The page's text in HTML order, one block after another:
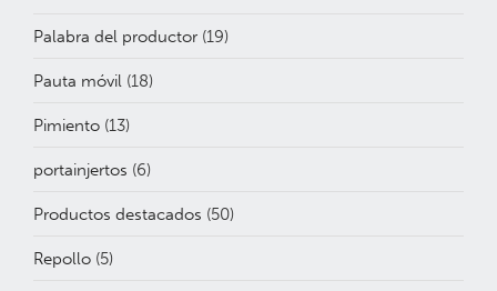
Palabra del productor (19)
Pauta móvil (18)
Pimiento (13)
portainjertos (6)
Productos destacados (50)
Repollo (5)